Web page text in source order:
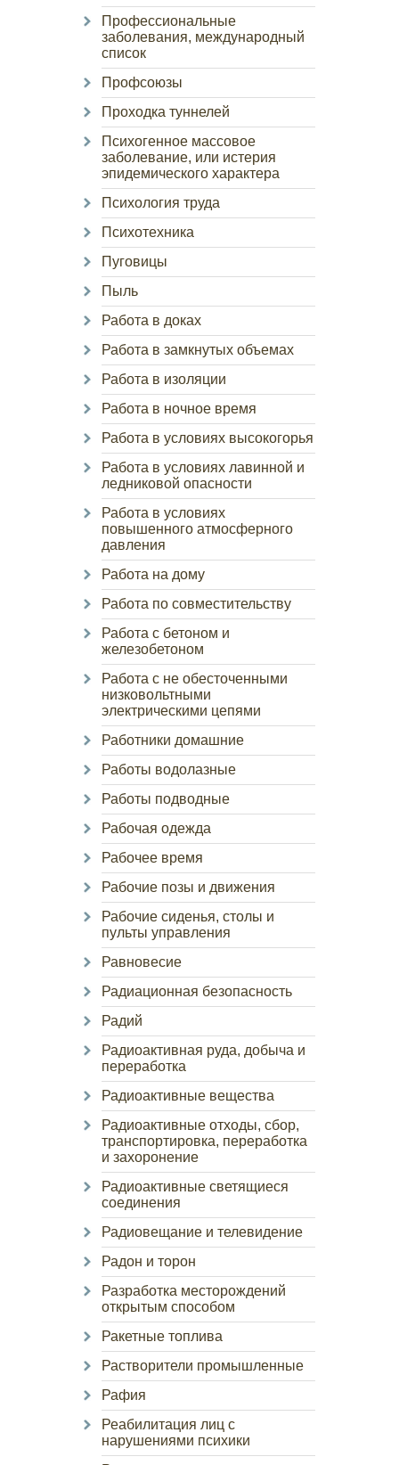
Профессиональные
заболевания, международный
список
Профсоюзы
Проходка туннелей
Психогенное массовое
заболевание, или истерия
эпидемического характера
Психология труда
Психотехника
Пуговицы
Пыль
Работа в доках
Работа в замкнутых объемах
Работа в изоляции
Работа в ночное время
Работа в условиях высокогорья
Работа в условиях лавинной и
ледниковой опасности
Работа в условиях
повышенного атмосферного
давления
Работа на дому
Работа по совместительству
Работа с бетоном и
железобетоном
Работа с не обесточенными
низковольтными
электрическими цепями
Работники домашние
Работы водолазные
Работы подводные
Рабочая одежда
Рабочее время
Рабочие позы и движения
Рабочие сиденья, столы и
пульты управления
Равновесие
Радиационная безопасность
Радий
Радиоактивная руда, добыча и
переработка
Радиоактивные вещества
Радиоактивные отходы, сбор,
транспортировка, переработка
и захоронение
Радиоактивные светящиеся
соединения
Радиовещание и телевидение
Радон и торон
Разработка месторождений
открытым способом
Ракетные топлива
Растворители промышленные
Рафия
Реабилитация лиц с
нарушениями психики